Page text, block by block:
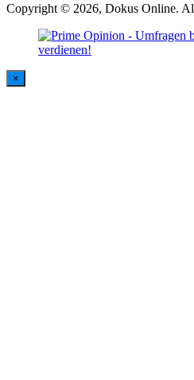
Copyright © 2026, Dokus Online.
×